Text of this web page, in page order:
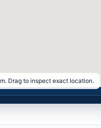
Drag to inspect exact location.